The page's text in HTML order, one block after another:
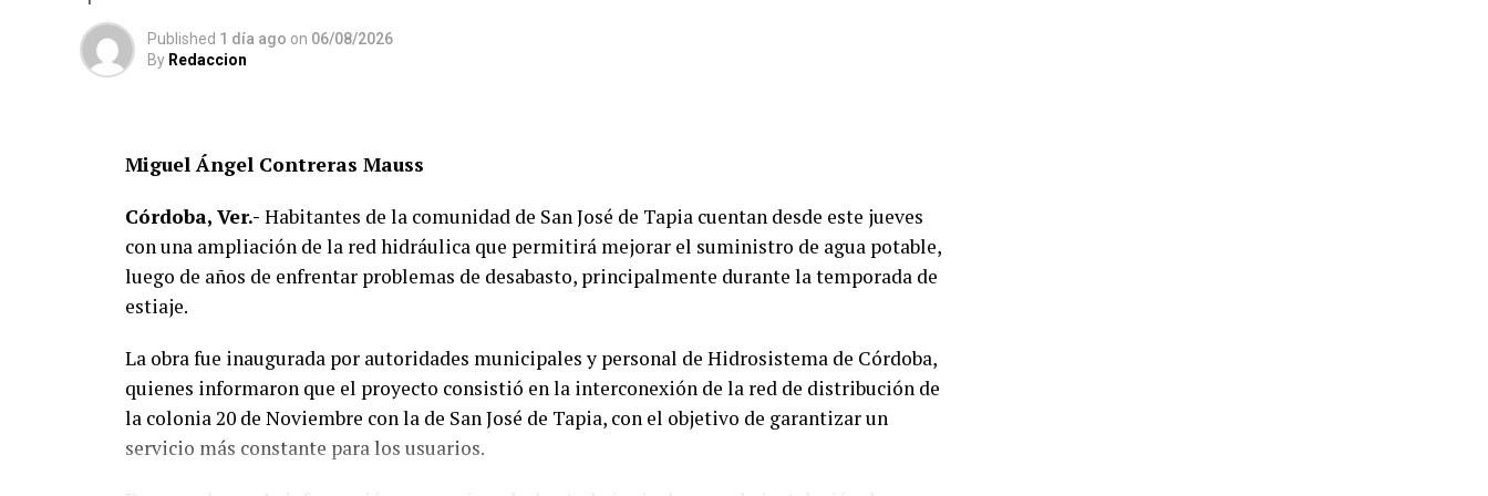
Carmen Lezama Rodríguez, y la coordinadora de Bienestar Social, Dennis Araceli Lira
Tosqui.
Mujeres, y Virginia Medorio Trujillo, presidenta de la Asociación Emprender el Vuelo.
El diálogo permitió poner sobre la mesa la importancia de fortalecer la participación de las
mujeres en los espacios públicos y comunitarios, además de generar acciones desde los
municipios que contribuyan a reducir las brechas de desigualdad.
Published 1 día ago on 06/08/2026
By Redaccion
Miguel Ángel Contreras Mauss
Córdoba, Ver.- Habitantes de la comunidad de San José de Tapia cuentan desde este jueves
con una ampliación de la red hidráulica que permitirá mejorar el suministro de agua potable,
luego de años de enfrentar problemas de desabasto, principalmente durante la temporada de
estiaje.
La obra fue inaugurada por autoridades municipales y personal de Hidrosistema de Córdoba,
quienes informaron que el proyecto consistió en la interconexión de la red de distribución de
la colonia 20 de Noviembre con la de San José de Tapia, con el objetivo de garantizar un
servicio más constante para los usuarios.